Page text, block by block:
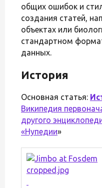
общих ошибок и
создания статей,
объектах или
стандартном
данных.
История
Основная статья:
Википедия
другого
«Нупедии»